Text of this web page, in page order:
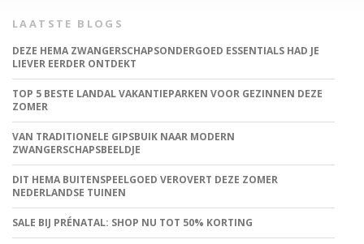
LAATSTE BLOGS
DEZE HEMA ZWANGERSCHAPSONDERGOED ESSENTIALS HAD JE
LIEVER EERDER ONTDEKT
TOP 5 BESTE LANDAL VAKANTIEPARKEN VOOR GEZINNEN DEZE
ZOMER
VAN TRADITIONELE GIPSBUIK NAAR MODERN
ZWANGERSCHAPSBEELDJE
DIT HEMA BUITENSPEELGOED VEROVERT DEZE ZOMER
NEDERLANDSE TUINEN
SALE BIJ PRÉNATAL: SHOP NU TOT 50% KORTING